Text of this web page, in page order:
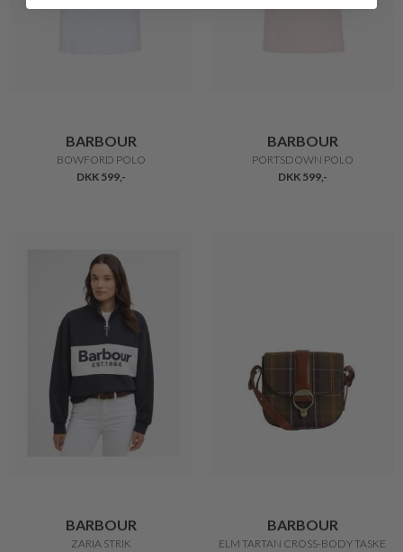
BARBOUR
BOWFORD POLO
DKK 599,-
BARBOUR
PORTSDOWN POLO
DKK 599,-
BARBOUR
ZARIA STRIK
BARBOUR
ELM TARTAN CROSS-BODY TASKE